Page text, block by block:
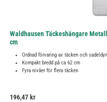
Waldhausen Täckeshängare
cm
Ordnad förvaring av täcken och
Kompakt bredd på ca 62 cm
Fyra nivåer för flera täcken
Ordinarie pris:
196,47 kr